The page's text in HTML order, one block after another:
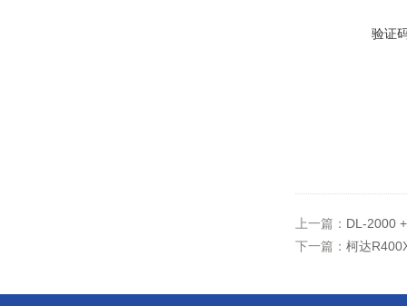
验证
上一篇： DL-2000
下一篇： 柯达